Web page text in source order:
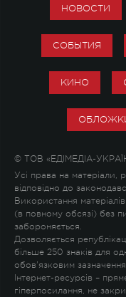
НОВОСТИ
СОБЫТИЯ
КИНО
© ТОВ «ЕДІМЕДІА-
Усі права на матеріали,
відповідно до
Використання
(в повному обсязі) без
забороняється.
Дозволяється
більше 250 знаків для
обов'язковим
Інтернет-ресурсів –
гіперпосилання, не